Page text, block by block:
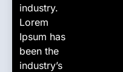
industry.
Lorem
Ipsum has
been the
industry’s